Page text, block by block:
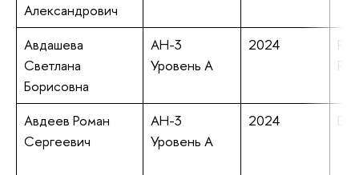
Александрович
Авдашева
Светлана
Борисовна
АН-3
Уровень А
2024
Авдеев Роман
Сергеевич
АН-3
Уровень А
2024